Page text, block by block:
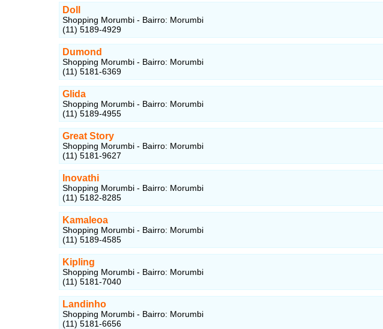
Doll
Shopping Morumbi - Bairro: Morumbi
(11) 5189-4929
Dumond
Shopping Morumbi - Bairro: Morumbi
(11) 5181-6369
Glida
Shopping Morumbi - Bairro: Morumbi
(11) 5189-4955
Great Story
Shopping Morumbi - Bairro: Morumbi
(11) 5181-9627
Inovathi
Shopping Morumbi - Bairro: Morumbi
(11) 5182-8285
Kamaleoa
Shopping Morumbi - Bairro: Morumbi
(11) 5189-4585
Kipling
Shopping Morumbi - Bairro: Morumbi
(11) 5181-7040
Landinho
Shopping Morumbi - Bairro: Morumbi
(11) 5181-6656